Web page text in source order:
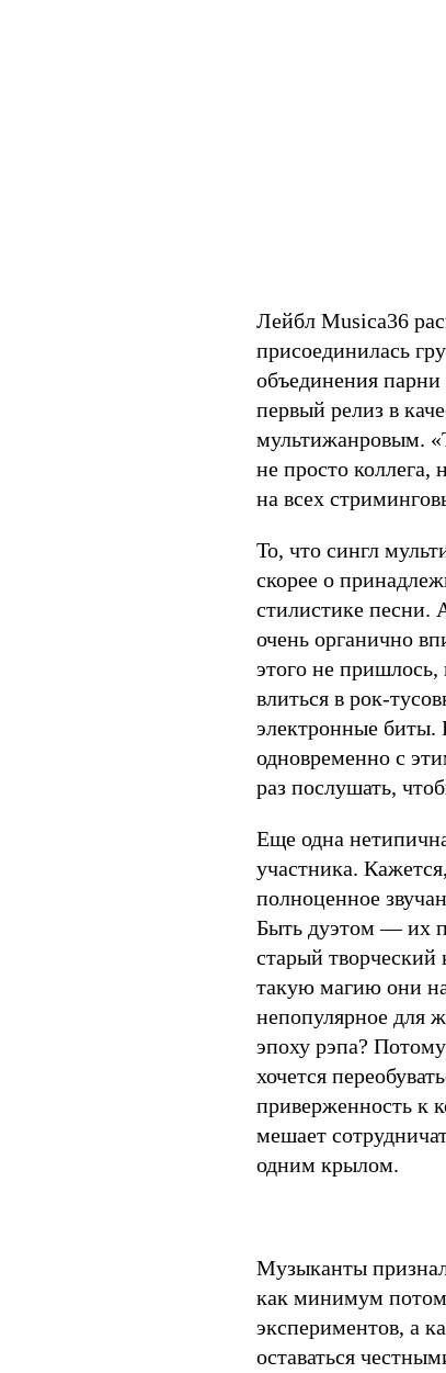
Лейбл Musica36
присоединилась
объединения
первый релиз в
мультижанровым.
не просто
на всех
То, что сингл
скорее о
стилистике
очень органично
этого не
влиться в рок-
электронные биты.
одновременно с
раз послушать,
Еще одна
участника.
полноценное
Быть дуэтом — их
старый творческий
такую магию они
непопулярное для
эпоху рэпа?
хочется
приверженность к
мешает
одним крылом.
Музыканты
как минимум
экспериментов, а
оставаться